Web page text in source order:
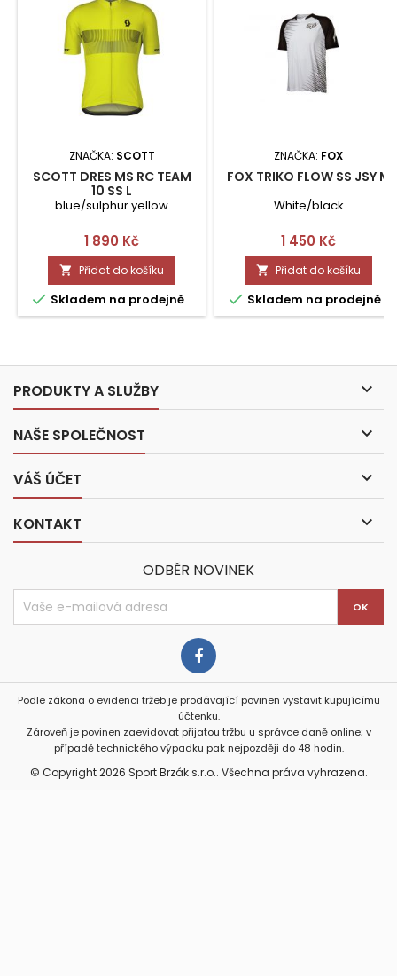
ZNAČKA: SCOTT
SCOTT DRES MS RC TEAM
10 SS L
blue/sulphur yellow
Cena
1 890 Kč
 Přidat do košíku
 Skladem na prodejně
ZNAČKA: FOX
FOX TRIKO FLOW SS JSY M
White/black
Cena
1 450 Kč
 Přidat do košíku
 Skladem na prodejně
PRODUKTY A SLUŽBY 
NAŠE SPOLEČNOST 
VÁŠ ÚČET 
KONTAKT 
ODBĚR NOVINEK
Podle zákona o evidenci tržeb je prodávající povinen vystavit kupujícímu
účtenku.
Zároveň je povinen zaevidovat přijatou tržbu u správce daně online; v
případě technického výpadku pak nejpozději do 48 hodin.
© Copyright 2026 Sport Brzák s.r.o.. Všechna práva vyhrazena.